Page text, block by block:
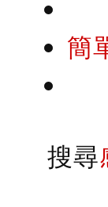
簡
搜尋